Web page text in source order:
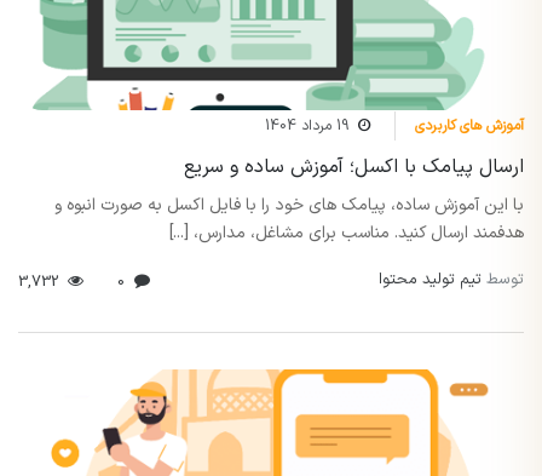
آموزش های کاربردی 19 مرداد 1404
ارسال پیامک با اکسل؛ آموزش ساده و سریع
با این آموزش ساده، پیامک های خود را با فایل اکسل به صورت انبوه و
هدفمند ارسال کنید. مناسب برای مشاغل، مدارس، [...]
توسط تیم تولید محتوا